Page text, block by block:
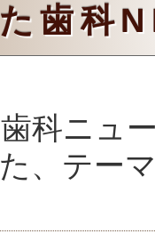
歯科
科ニュ
、テー